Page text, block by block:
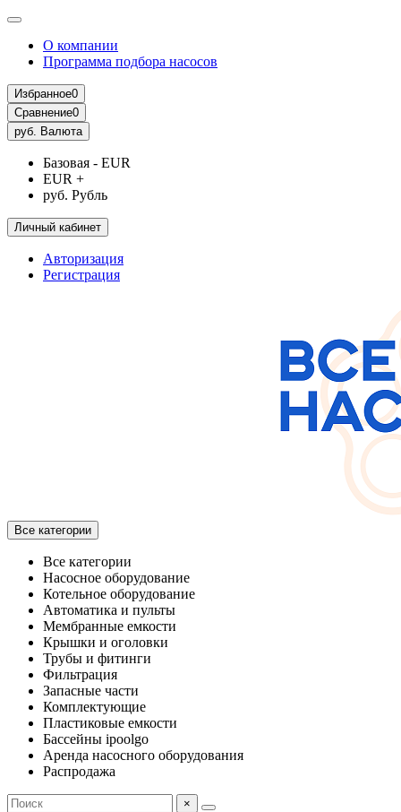
О компании
Программа подбора насосов
Избранное0
Сравнение0
руб. Валюта
Базовая - EUR
EUR +
руб. Рубль
Личный кабинет
Авторизация
Регистрация
Все категории
Все категории
Насосное оборудование
Котельное оборудование
Автоматика и пульты
Мембранные емкости
Крышки и оголовки
Трубы и фитинги
Фильтрация
Запасные части
Комплектующие
Пластиковые емкости
Бассейны ipoolgo
Аренда насосного оборудования
Распродажа
×